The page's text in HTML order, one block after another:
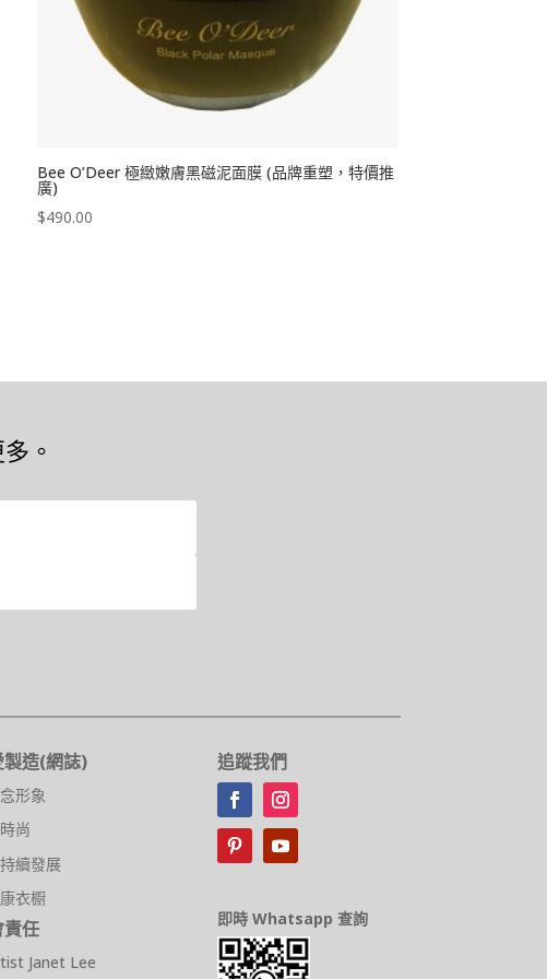
Bee O’Deer 極緻嫩膚黑磁泥面膜 (品牌重塑，特價推
廣)
$490.00
。
製造(網誌)
形象
尚
續發展
衣櫉
任
Janet Lee
追蹤我們
即時 Whatsapp 查詢